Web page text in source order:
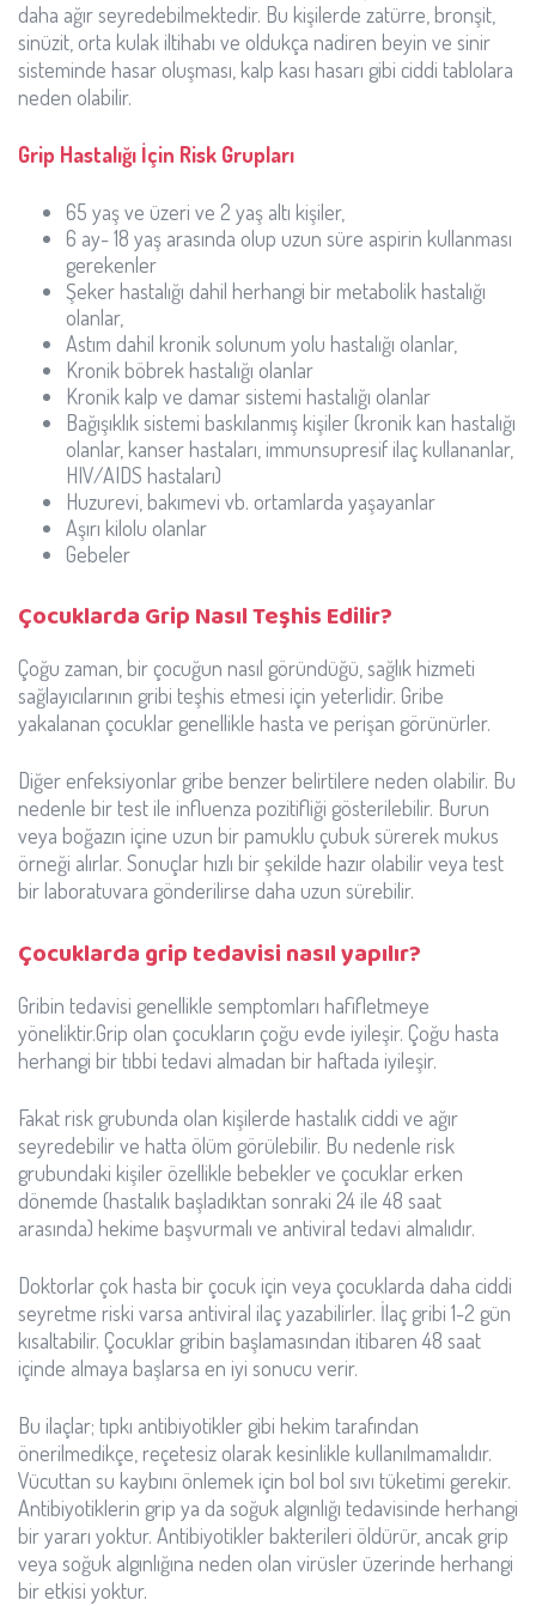
daha ağır seyredebilmektedir. Bu kişilerde zatürre, bronşit,
sinüzit, orta kulak iltihabı ve oldukça nadiren beyin ve sinir
sisteminde hasar oluşması, kalp kası hasarı gibi ciddi tablolara
neden olabilir.
Grip Hastalığı İçin Risk Grupları
65 yaş ve üzeri ve 2 yaş altı kişiler,
6 ay- 18 yaş arasında olup uzun süre aspirin kullanması
gerekenler
Şeker hastalığı dahil herhangi bir metabolik hastalığı
olanlar,
Astım dahil kronik solunum yolu hastalığı olanlar,
Kronik böbrek hastalığı olanlar
Kronik kalp ve damar sistemi hastalığı olanlar
Bağışıklık sistemi baskılanmış kişiler (kronik kan hastalığı
olanlar, kanser hastaları, immunsupresif ilaç kullananlar,
HIV/AIDS hastaları)
Huzurevi, bakımevi vb. ortamlarda yaşayanlar
Aşırı kilolu olanlar
Gebeler
Çocuklarda Grip Nasıl Teşhis Edilir?
Çoğu zaman, bir çocuğun nasıl göründüğü, sağlık hizmeti
sağlayıcılarının gribi teşhis etmesi için yeterlidir. Gribe
yakalanan çocuklar genellikle hasta ve perişan görünürler.
Diğer enfeksiyonlar gribe benzer belirtilere neden olabilir. Bu
nedenle bir test ile influenza pozitifliği gösterilebilir. Burun
veya boğazın içine uzun bir pamuklu çubuk sürerek mukus
örneği alırlar. Sonuçlar hızlı bir şekilde hazır olabilir veya test
bir laboratuvara gönderilirse daha uzun sürebilir.
Çocuklarda grip tedavisi nasıl yapılır?
Gribin tedavisi genellikle semptomları hafifletmeye
yöneliktir.Grip olan çocukların çoğu evde iyileşir. Çoğu hasta
herhangi bir tıbbi tedavi almadan bir haftada iyileşir.
Fakat risk grubunda olan kişilerde hastalık ciddi ve ağır
seyredebilir ve hatta ölüm görülebilir. Bu nedenle risk
grubundaki kişiler özellikle bebekler ve çocuklar erken
dönemde (hastalık başladıktan sonraki 24 ile 48 saat
arasında) hekime başvurmalı ve antiviral tedavi almalıdır.
Doktorlar çok hasta bir çocuk için veya çocuklarda daha ciddi
seyretme riski varsa antiviral ilaç yazabilirler. İlaç gribi 1-2 gün
kısaltabilir. Çocuklar gribin başlamasından itibaren 48 saat
içinde almaya başlarsa en iyi sonucu verir.
Bu ilaçlar; tıpkı antibiyotikler gibi hekim tarafından
önerilmedikçe, reçetesiz olarak kesinlikle kullanılmamalıdır.
Vücuttan su kaybını önlemek için bol bol sıvı tüketimi gerekir.
Antibiyotiklerin grip ya da soğuk algınlığı tedavisinde herhangi
bir yararı yoktur. Antibiyotikler bakterileri öldürür, ancak grip
veya soğuk algınlığına neden olan virüsler üzerinde herhangi
bir etkisi yoktur.